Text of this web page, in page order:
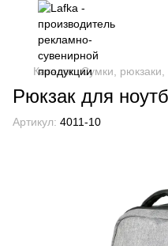
Каталог Сумки,
Рюкзак для
Артикул: 4011-10